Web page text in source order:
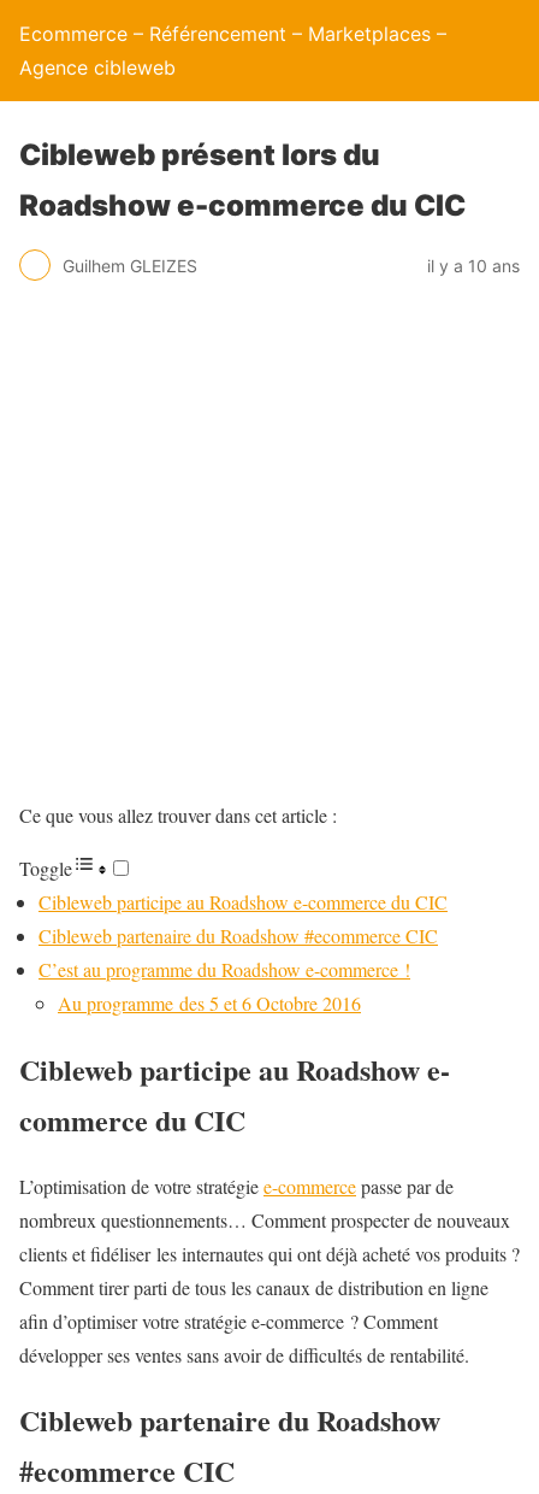
Ecommerce – Référencement – Marketplaces –
Agence cibleweb
Cibleweb présent lors du
Roadshow e-commerce du CIC
Guilhem GLEIZES il y a 10 ans
Ce que vous allez trouver dans cet article :
Toggle
Cibleweb participe au Roadshow e-commerce du CIC
Cibleweb partenaire du Roadshow #ecommerce CIC
C’est au programme du Roadshow e-commerce !
Au programme des 5 et 6 Octobre 2016
Cibleweb participe au Roadshow e-
commerce du CIC
L’optimisation de votre stratégiee-commercepasse par de
nombreux questionnements… Comment prospecter de nouveaux
clients et fidéliser les internautes qui ont déjà acheté vos produits ?
Comment tirer parti de tous les canaux de distribution en ligne
afin d’optimiser votre stratégie e-commerce ? Comment
développer ses ventes sans avoir de difficultés de rentabilité.
Cibleweb partenaire du Roadshow
#ecommerce CIC